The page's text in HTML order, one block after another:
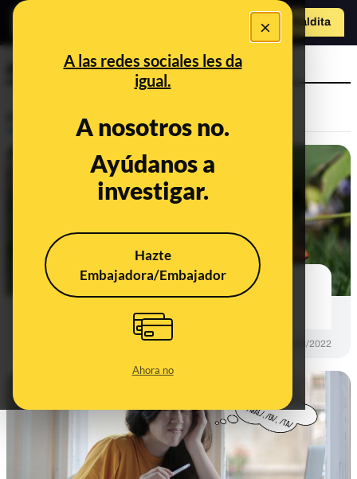
×
A las redes sociales les da
igual.
A nosotros no.
Ayúdanos a
investigar.
Hazte
Embajadora/Embajador
Ahora no
Hazte Maldita
armadillo
Los armadillos se reproducen con
16/03/2022